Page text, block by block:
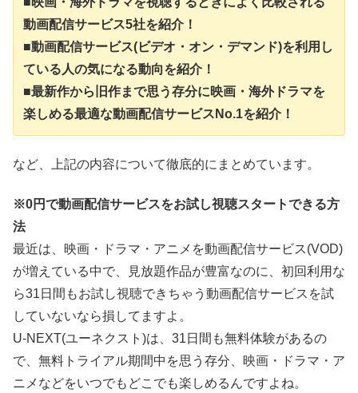
動画配信サービス5社を紹介！
■動画配信サービス(ビデオ・オン・デマンド)を利用し
ている人の気になる動向を紹介！
■最新作から旧作まで思う存分に映画・海外ドラマを
楽しめる最適な動画配信サービスNo.1を紹介！
など、上記の内容について徹底的にまとめています。
※0円で動画配信サービスをお試し視聴スタートできる方
法
最近は、映画・ドラマ・アニメを動画配信サービス(VOD)
が増えている中で、見放題作品が豊富なのに、初回利用な
ら31日間もお試し視聴できちゃう動画配信サービスを試
していないなら損してますよ。
U-NEXT(ユーネクスト)は、31日間も無料体験があるの
で、無料トライアル期間中を思う存分、映画・ドラマ・ア
ニメなどをいつでもどこでも楽しめるんですよね。